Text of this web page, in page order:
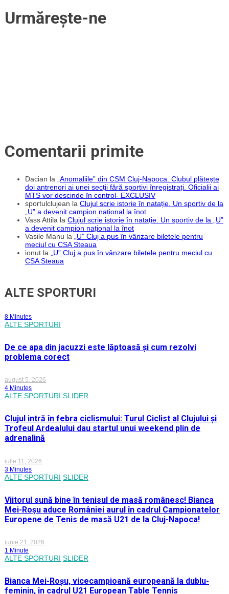
Urmărește-ne
Comentarii primite
Dacian la
„Anomaliile” din CSM Cluj-Napoca. Clubul plătește
doi antrenori ai unei secții fără sportivi înregistrați. Oficialii ai
MTS vor descinde în control- EXCLUSIV
sportulclujean la Clujul scrie istorie în natație. Un sportiv de la
„U” a devenit campion național la înot
Vass Attila la Clujul scrie istorie în natație. Un sportiv de la „U”
a devenit campion național la înot
Vasile Manu la
„U” Cluj a pus în vânzare biletele pentru
meciul cu CSA Steaua
ionut la
„U” Cluj a pus în vânzare biletele pentru meciul cu
CSA Steaua
ALTE SPORTURI
8 Minutes
ALTE SPORTURI
De ce apa din jacuzzi este lăptoasă și cum rezolvi
problema corect
august 5, 2026
4 Minutes
ALTE SPORTURI SLIDER
Clujul intră în febra ciclismului: Turul Ciclist al Clujului și
Trofeul Ardealului dau startul unui weekend plin de
adrenalină
iulie 11, 2026
3 Minutes
ALTE SPORTURI SLIDER
Viitorul sună bine în tenisul de masă românesc! Bianca
Mei-Roșu aduce României aurul în cadrul Campionatelor
Europene de Tenis de masă U21 de la Cluj-Napoca!
iunie 21, 2026
1 Minute
ALTE SPORTURI SLIDER
Bianca Mei-Roșu, vicecampioană europeană la dublu-
feminin, în cadrul U21 European Table Tennis